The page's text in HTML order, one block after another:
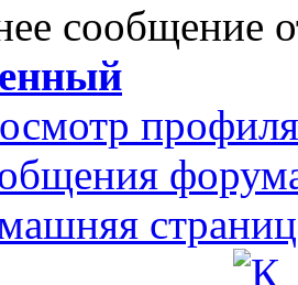
сообщение
профиля